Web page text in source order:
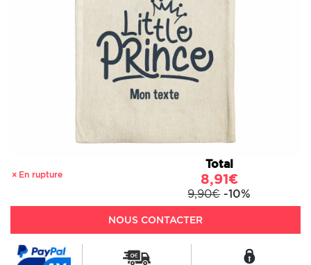
En rupture
Total
8,91€
9,90€ -10%
NOUS CONTACTER